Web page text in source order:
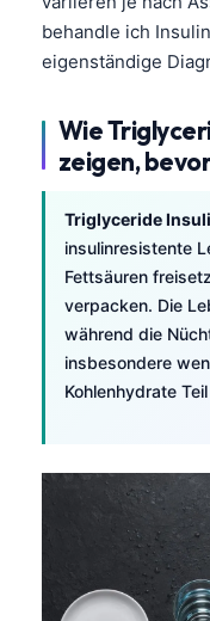
behandle ich
eigenständige
Wie
zeigen,
Triglyceride
insulinresistente
Fettsäuren
verpacken. Die
während die
insbesondere
Kohlenhydrate